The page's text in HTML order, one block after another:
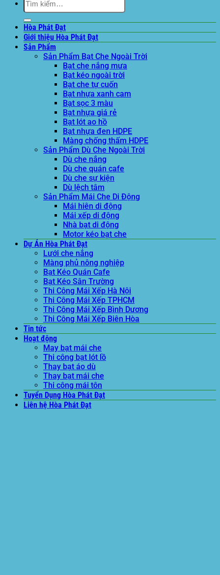
kiếm:
Hòa Phát Đạt
Giới thiệu Hòa Phát Đạt
Sản Phẩm
Sản Phẩm Bạt Che Ngoài Trời
Bạt che nắng mưa
Bạt kéo ngoài trời
Bạt che tự cuốn
Bạt nhựa xanh cam
Bạt sọc 3 màu
Bạt nhựa giá rẻ
Bạt lót ao hồ
Bạt nhựa đen HDPE
Màng chống thấm HDPE
Sản Phẩm Dù Che Ngoài Trời
Dù che nắng
Dù che quán cafe
Dù che sự kiện
Dù lệch tâm
Sản Phẩm Mái Che Di Động
Mái hiên di động
Mái xếp di động
Nhà bạt di động
Motor kéo bạt che
Dự Án Hòa Phát Đạt
Lưới che nắng
Màng phủ nông nghiệp
Bạt Kéo Quán Cafe
Bạt Kéo Sân Trường
Thi Công Mái Xếp Hà Nội
Thi Công Mái Xếp TPHCM
Thi Công Mái Xếp Bình Dương
Thi Công Mái Xếp Biên Hòa
Tin tức
Hoạt động
May bạt mái che
Thi công bạt lót lồ
Thay bạt áo dù
Thay bạt mái che
Thi công mái tôn
Tuyển Dụng Hòa Phát Đạt
Liên hệ Hòa Phát Đạt